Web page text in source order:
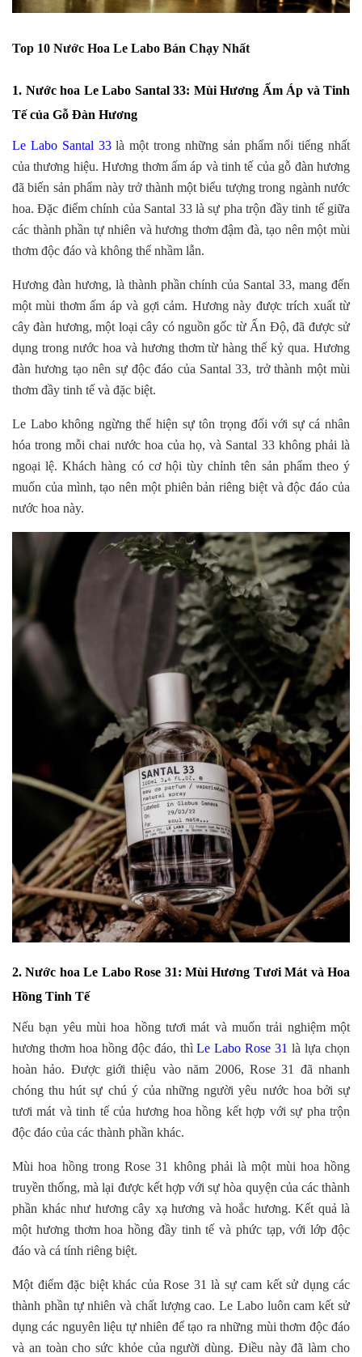
Top 10 Nước Hoa Le Labo Bán Chạy Nhất
1. Nước hoa Le Labo Santal 33: Mùi Hương Ấm Áp và Tinh
Tế của Gỗ Đàn Hương
Le Labo Santal 33là một trong những sản phẩm nổi tiếng nhất
của thương hiệu. Hương thơm ấm áp và tinh tế của gỗ đàn hương
đã biến sản phẩm này trở thành một biểu tượng trong ngành nước
hoa. Đặc điểm chính của Santal 33 là sự pha trộn đầy tinh tế giữa
các thành phần tự nhiên và hương thơm đậm đà, tạo nên một mùi
thơm độc đáo và không thể nhầm lẫn.
Hương đàn hương, là thành phần chính của Santal 33, mang đến
một mùi thơm ấm áp và gợi cảm. Hương này được trích xuất từ
cây đàn hương, một loại cây có nguồn gốc từ Ấn Độ, đã được sử
dụng trong nước hoa và hương thơm từ hàng thế kỷ qua. Hương
đàn hương tạo nên sự độc đáo của Santal 33, trở thành một mùi
thơm đầy tinh tế và đặc biệt.
Le Labo không ngừng thể hiện sự tôn trọng đối với sự cá nhân
hóa trong mỗi chai nước hoa của họ, và Santal 33 không phải là
ngoại lệ. Khách hàng có cơ hội tùy chỉnh tên sản phẩm theo ý
muốn của mình, tạo nên một phiên bản riêng biệt và độc đáo của
nước hoa này.
2. Nước hoa Le Labo Rose 31: Mùi Hương Tươi Mát và Hoa
Hồng Tinh Tế
Nếu bạn yêu mùi hoa hồng tươi mát và muốn trải nghiệm một
hương thơm hoa hồng độc đáo, thìLe Labo Rose 31 là lựa chọn
hoàn hảo. Được giới thiệu vào năm 2006, Rose 31 đã nhanh
chóng thu hút sự chú ý của những người yêu nước hoa bởi sự
tươi mát và tinh tế của hương hoa hồng kết hợp với sự pha trộn
độc đáo của các thành phần khác.
Mùi hoa hồng trong Rose 31 không phải là một mùi hoa hồng
truyền thống, mà lại được kết hợp với sự hòa quyện của các thành
phần khác như hương cây xạ hương và hoắc hương. Kết quả là
một hương thơm hoa hồng đầy tinh tế và phức tạp, với lớp độc
đáo và cá tính riêng biệt.
Một điểm đặc biệt khác của Rose 31 là sự cam kết sử dụng các
thành phần tự nhiên và chất lượng cao. Le Labo luôn cam kết sử
dụng các nguyên liệu tự nhiên để tạo ra những mùi thơm độc đáo
và an toàn cho sức khỏe của người dùng. Điều này đã làm cho